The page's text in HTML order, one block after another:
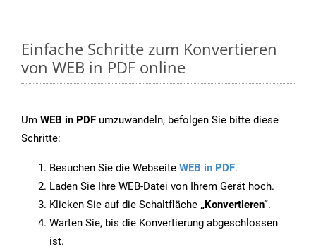
Einfache Schritte zum Konvertieren
von WEB in PDF online
Um WEB in PDF umzuwandeln, befolgen Sie bitte diese
Schritte:
Besuchen Sie die Webseite WEB in PDF.
Laden Sie Ihre WEB-Datei von Ihrem Gerät hoch.
Klicken Sie auf die Schaltfläche „Konvertieren“.
Warten Sie, bis die Konvertierung abgeschlossen
ist.